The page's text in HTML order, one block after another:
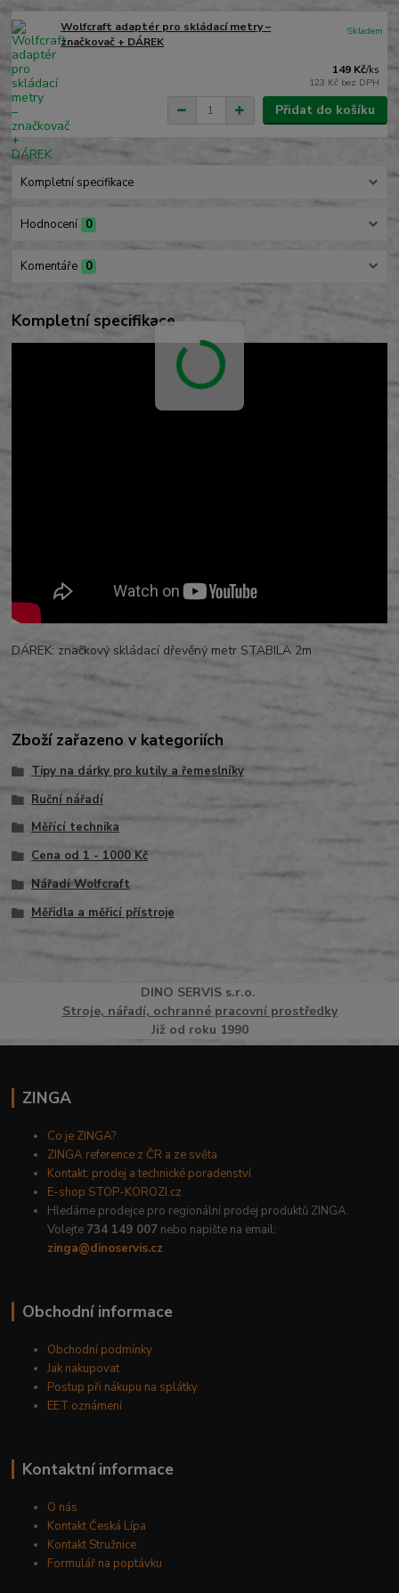
Wolfcraft adaptér pro skládací metry –
značkovač + DÁREK
149 Kč/ks
123 Kč bez DPH
Skladem
Přidat do košíku
Kompletní specifikace
Hodnocení 0
Komentáře 0
Kompletní specifikace
DÁREK: značkový skládací dřevěný metr STABILA 2m
Zboží zařazeno v kategoriích
Tipy na dárky pro kutily a řemeslníky
Ruční nářadí
Měřící technika
Cena od 1 - 1000 Kč
Nářadí Wolfcraft
Měřidla a měřicí přístroje
DINO SERVISs.r.o.
Stroje, nářadí, ochranné pracovní prostředky
Již od roku 1990
ZINGA
Co je ZINGA?
ZINGA reference z ČR a ze světa
Kontakt: prodej a technické poradenství
E-shop STOP-KOROZI.cz
Hledáme prodejce pro regionální prodej produktů ZINGA.
Volejte 734 149 007 nebo napište na email:
zinga@dinoservis.cz
Obchodní informace
Obchodní podmínky
Jak nakupovat
Postup při nákupu na splátky
EET oznámení
Kontaktní informace
O nás
Kontakt Česká Lípa
Kontakt Stružnice
Formulář na poptávku